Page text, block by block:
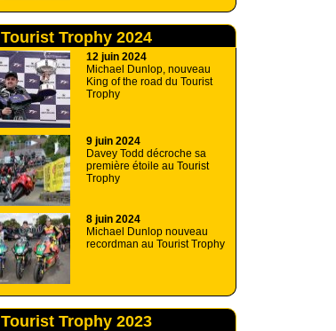
Tourist Trophy 2024
12 juin 2024
Michael Dunlop, nouveau
King of the road du Tourist
Trophy
9 juin 2024
Davey Todd décroche sa
première étoile au Tourist
Trophy
8 juin 2024
Michael Dunlop nouveau
recordman au Tourist Trophy
Tourist Trophy 2023